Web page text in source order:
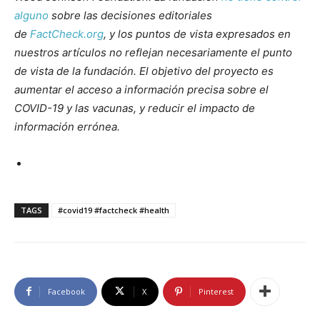
alguno sobre las decisiones editoriales
de FactCheck.org, y los puntos de vista expresados en
nuestros artículos no reflejan necesariamente el punto
de vista de la fundación. El objetivo del proyecto es
aumentar el acceso a información precisa sobre el
COVID-19 y las vacunas, y reducir el impacto de
información errónea.
TAGS #covid19 #factcheck #health
Facebook X Pinterest